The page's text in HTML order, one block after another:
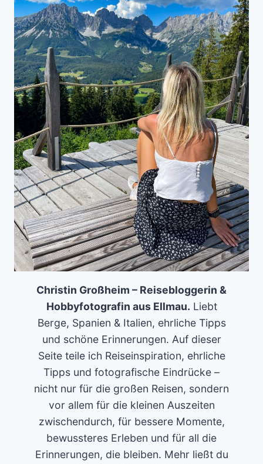
Christin Großheim – Reisebloggerin &
Hobbyfotografin aus Ellmau. Liebt
Berge, Spanien & Italien, ehrliche Tipps
und schöne Erinnerungen. Auf dieser
Seite teile ich Reiseinspiration, ehrliche
Tipps und fotografische Eindrücke –
nicht nur für die großen Reisen, sondern
vor allem für die kleinen Auszeiten
zwischendurch, für bessere Momente,
bewussteres Erleben und für all die
Erinnerungen, die bleiben. Mehr ließt du